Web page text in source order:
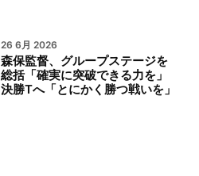
26 6月 2026
森保監督、グループステージを
総括「確実に突破できる力を」
決勝Tへ「とにかく勝つ戦いを」